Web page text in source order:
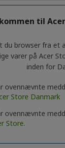
16 GB,
512 GB SSD
Tastatur og
til
du browser fra et
varer på Acer
inden for
ovennævnte
Store Danmark
ovennævnte
Store.